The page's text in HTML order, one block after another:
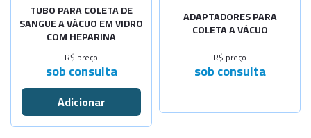
TUBO PARA COLETA DE
SANGUE A VÁCUO EM VIDRO
COM HEPARINA
R$ preço
sob consulta
ADAPTADORES PARA
COLETA A VÁCUO
R$ preço
sob consulta